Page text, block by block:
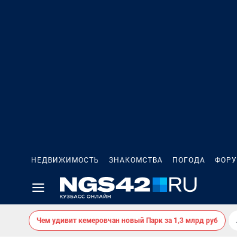
НЕДВИЖИМОСТЬ ЗНАКОМСТВА ПОГОДА
Чем удивит кемеровчан новый Парк за 1,3 млрд руб